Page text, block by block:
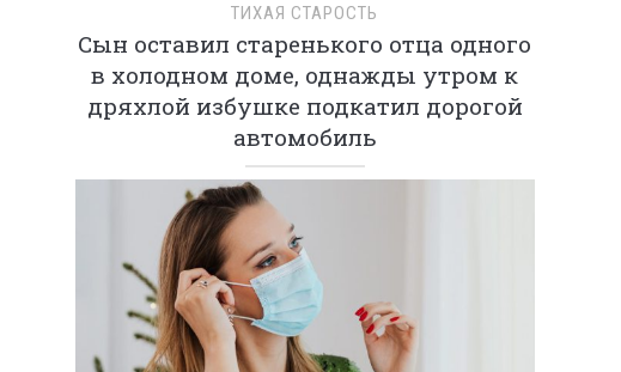
ТИХАЯ СТАРОСТЬ
Сын оставил старенького отца одного
в холодном доме, однажды утром к
дряхлой избушке подкатил дорогой
автомобиль